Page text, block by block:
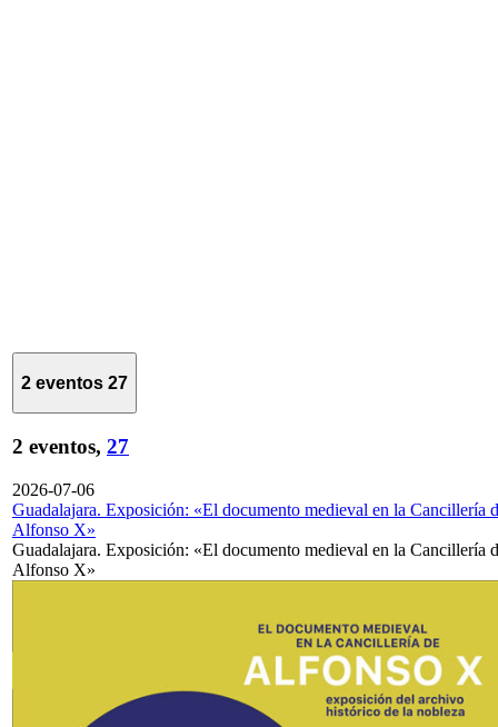
2 eventos 27
2 eventos, 27
2026-07-06
Guadalajara. Exposición: «El documento medieval en la Cancillería
Alfonso X»
Guadalajara. Exposición: «El documento medieval en la Cancillería
Alfonso X»